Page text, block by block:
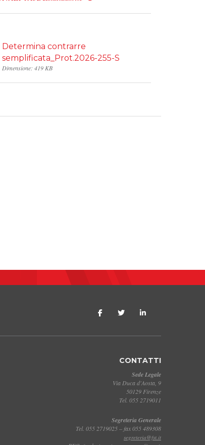
Determina contrarre
semplificata_Prot.2026-255-S
Dimensione: 419 KB
CONTATTI
Sede Legale
Via Duca d'Aosta, 9
50129 Firenze
Tel. 055 2719011
Segreteria Generale
Tel. 055 2719025 – fax 055 489308
segreteria@fst.it